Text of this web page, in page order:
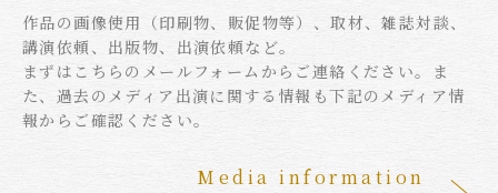
作品の画像使用（印刷物、販促物等）、取材、雑誌対談、
講演依頼、出版物、出演依頼など。
まずはこちらのメールフォームからご連絡ください。ま
た、過去のメディア出演に関する情報も下記のメディア情
報からご確認ください。
Media information